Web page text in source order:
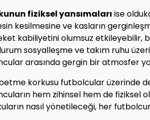
fiziksel yansımaları ise
kesilmesine ve kasların
kabiliyetini olumsuz etkileyebilir,
sosyalleşme ve takım ruhu
arasında gergin bir atmosfer
korkusu futbolcular üzerinde
hem zihinsel hem de fiziksel
nasıl yönetileceği, her